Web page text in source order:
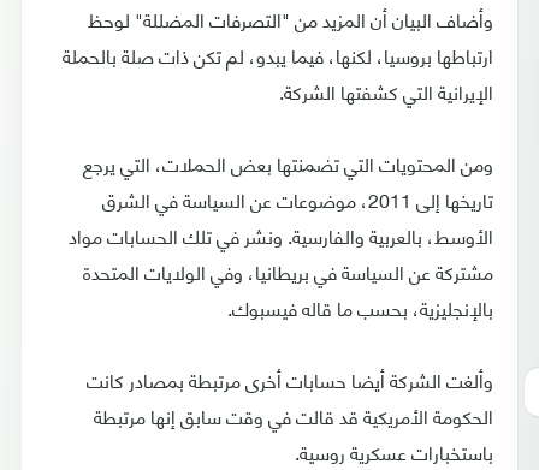
وأضاف البيان أن المزيد من "التصرفات المضللة" لوحظ
ارتباطها بروسيا، لكنها، فيما يبدو، لم تكن ذات صلة بالحملة
الإيرانية التي كشفتها الشركة.
ومن المحتويات التي تضمنتها بعض الحملات، التي يرجع
تاريخها إلى 2011، موضوعات عن السياسة في الشرق
الأوسط، بالعربية والفارسية. ونشر في تلك الحسابات مواد
مشتركة عن السياسة في بريطانيا، وفي الولايات المتحدة
بالإنجليزية، بحسب ما قاله فيسبوك.
وألغت الشركة أيضا حسابات أخرى مرتبطة بمصادر كانت
الحكومة الأمريكية قد قالت في وقت سابق إنها مرتبطة
باستخبارات عسكرية روسية.